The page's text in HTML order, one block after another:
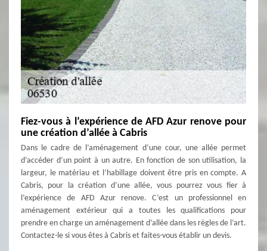
Fiez-vous à l’expérience de AFD Azur renove pour
une création d’allée à Cabris
Dans le cadre de l’aménagement d’une cour, une allée permet
d’accéder d’un point à un autre. En fonction de son utilisation, la
largeur, le matériau et l’habillage doivent être pris en compte. A
Cabris, pour la création d’une allée, vous pourrez vous fier à
l’expérience de AFD Azur renove. C’est un professionnel en
aménagement extérieur qui a toutes les qualifications pour
prendre en charge un aménagement d’allée dans les règles de l’art.
Contactez-le si vous êtes à Cabris et faites-vous établir un devis.